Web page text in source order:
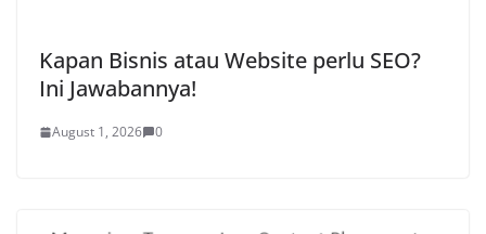
Kapan Bisnis atau Website perlu SEO?
Ini Jawabannya!
August 1, 2026 0